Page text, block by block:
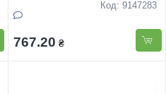
Код: 9147283
767.20 ₴